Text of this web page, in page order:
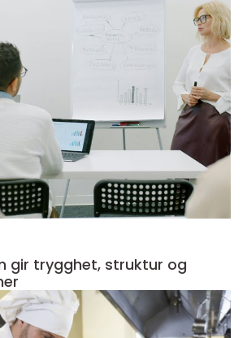
gir trygghet, struktur og